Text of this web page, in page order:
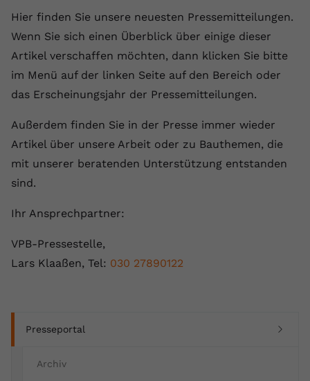
Presseportal
Archiv
Hier finden Sie unsere neuesten Pressemitteilungen.
Wenn Sie sich einen Überblick über einige dieser
Artikel verschaffen möchten, dann klicken Sie bitte
im Menü auf der linken Seite auf den Bereich oder
das Erscheinungsjahr der Pressemitteilungen.
Außerdem finden Sie in der Presse immer wieder
Artikel über unsere Arbeit oder zu Bauthemen, die
mit unserer beratenden Unterstützung entstanden
sind.
Ihr Ansprechpartner:
VPB-Pressestelle,
Lars Klaaßen, Tel: 030 27890122